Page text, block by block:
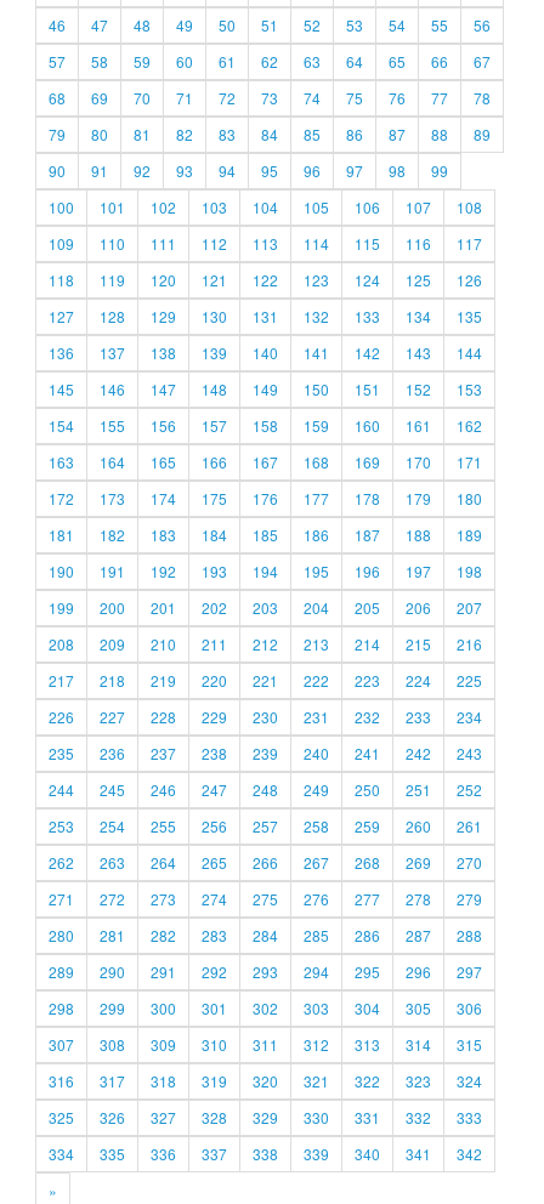
46
47 48 49 50 51 52 53 54 55
56
57
58 59 60 61 62 63 64 65 66
67
68
69 70 71 72 73 74 75 76 77
78
79
80 81 82 83 84 85 86 87 88
89
90
91 92 93 94 95 96 97 98
99
100
101 102 103 104 105 106 107
108
109
110 111 112 113 114 115 116
117
118
119 120 121 122 123 124 125
126
127
128 129 130 131 132 133 134
135
136
137 138 139 140 141 142 143
144
145
146 147 148 149 150 151 152
153
154
155 156 157 158 159 160 161
162
163
164 165 166 167 168 169 170
171
172
173 174 175 176 177 178 179
180
181
182 183 184 185 186 187 188
189
190
191 192 193 194 195 196 197
198
199
200 201 202 203 204 205 206
207
208
209 210 211 212 213 214 215
216
217
218 219 220 221 222 223 224
225
226
227 228 229 230 231 232 233
234
235
236 237 238 239 240 241 242
243
244
245 246 247 248 249 250 251
252
253
254 255 256 257 258 259 260
261
262
263 264 265 266 267 268 269
270
271
272 273 274 275 276 277 278
279
280
281 282 283 284 285 286 287
288
289
290 291 292 293 294 295 296
297
298
299 300 301 302 303 304 305
306
307
308 309 310 311 312 313 314
315
316
317 318 319 320 321 322 323
324
325
326 327 328 329 330 331 332
333
334
335 336 337 338 339 340 341
342
»